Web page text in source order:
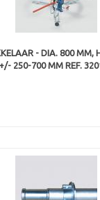
- DIA. 800 MM,
250-700 MM REF.